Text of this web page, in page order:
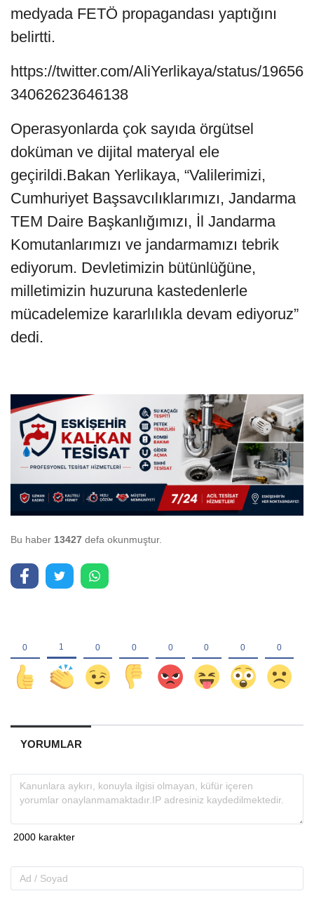
medyada FETÖ propagandası yaptığını
belirtti.
https://twitter.com/AliYerlikaya/status/19656
34062623646138
Operasyonlarda çok sayıda örgütsel
doküman ve dijital materyal ele
geçirildi.Bakan Yerlikaya, “Valilerimizi,
Cumhuriyet Başsavcılıklarımızı, Jandarma
TEM Daire Başkanlığımızı, İl Jandarma
Komutanlarımızı ve jandarmamızı tebrik
ediyorum. Devletimizin bütünlüğüne,
milletimizin huzuruna kastedenlerle
mücadelemize kararlılıkla devam ediyoruz”
dedi.
Bu haber 13427 defa okunmuştur.
YORUMLAR